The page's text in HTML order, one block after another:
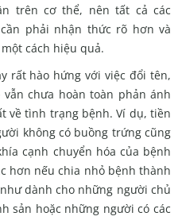
trên cơ thể, nên tất cả các
phải nhận thức rõ hơn và
cách hiệu quả.
rất hào hứng với việc đổi tên,
chưa hoàn toàn phản ánh
về tình trạng bệnh. Ví dụ, tiền
không có buồng trứngcũng
cạnh chuyển hóa của bệnh
hơn nếu chia nhỏ bệnh thành
dành cho những người chủ
sản hoặc những người có các